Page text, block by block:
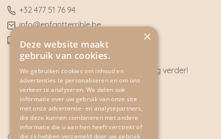
​+32 477 51 76 94
​info@enfantterrible.be
BE0636790746
Heeft u vragen? Wij helpen u graag verder!
CONTACT
Cookie Policy
×
Deze website maakt
gebruik van cookies.
We gebruiken cookies om inhoud en
advertenties te personaliseren en om ons
verkeer te analyseren. We delen ook
informatie over uw gebruik van onze site
met onze advertentie- en analysepartners,
die deze kunnen combineren met andere
informatie die u aan hen heeft verstrekt of
die zij hebben verzameld door uw gebruik